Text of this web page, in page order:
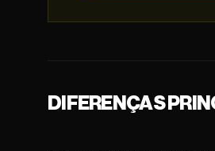
DIFERENÇAS